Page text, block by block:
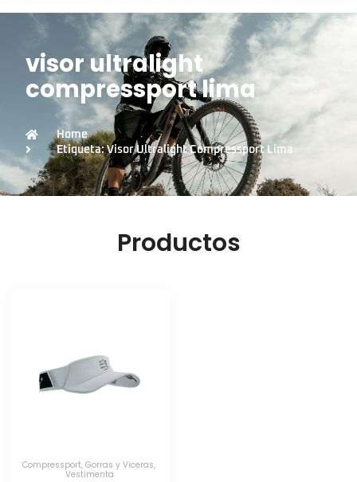
visor ultralight
compressport lima
Home
Etiqueta: Visor Ultralight Compressport Lima
Productos
Compressport, Gorras y Viceras,
Vestimenta